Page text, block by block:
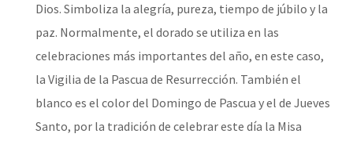
Dios. Simboliza la alegría, pureza, tiempo de júbilo y la
paz. Normalmente, el dorado se utiliza en las
celebraciones más importantes del año, en este caso,
la Vigilia de la Pascua de Resurrección. También el
blanco es el color del Domingo de Pascua y el de Jueves
Santo, por la tradición de celebrar este día la Misa